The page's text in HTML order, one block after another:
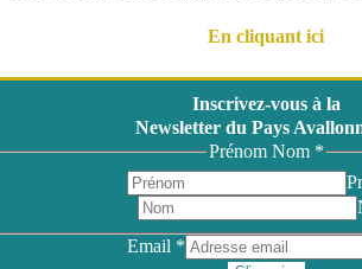
En cliquant ici
Inscrivez-vous à la
Newsletter du Pays
Prénom Nom *
Email *